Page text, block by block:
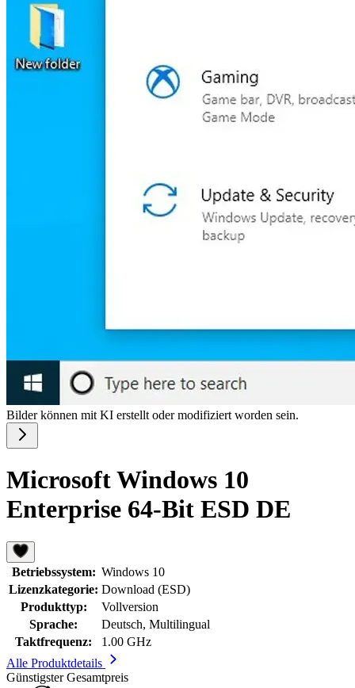
Bilder können mit KI erstellt oder modifiziert worden sein.
Microsoft Windows 10
Enterprise 64-Bit ESD DE
Betriebssystem: Windows 10
Lizenzkategorie: Download (ESD)
Produkttyp:
Vollversion
Sprache:
Deutsch, Multilingual
Taktfrequenz:
1.00 GHz
Alle Produktdetails
Günstigster Gesamtpreis